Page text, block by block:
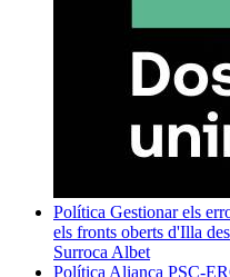
Política Gestionar els
els fronts oberts d'Illa
Surroca Albet
Política Aliança PSC-